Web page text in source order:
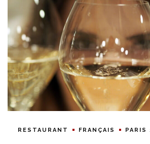
RESTAURANT FRANÇAIS PARIS